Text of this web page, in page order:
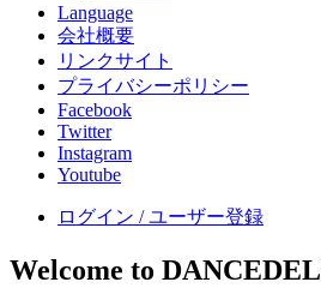
Language
会社概要
リンクサイト
プライバシーポリシー
Facebook
Twitter
Instagram
Youtube
ログイン / ユーザー登録
Welcome to